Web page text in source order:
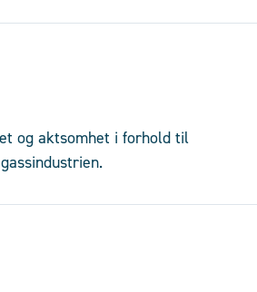
og aktsomhet i forhold til